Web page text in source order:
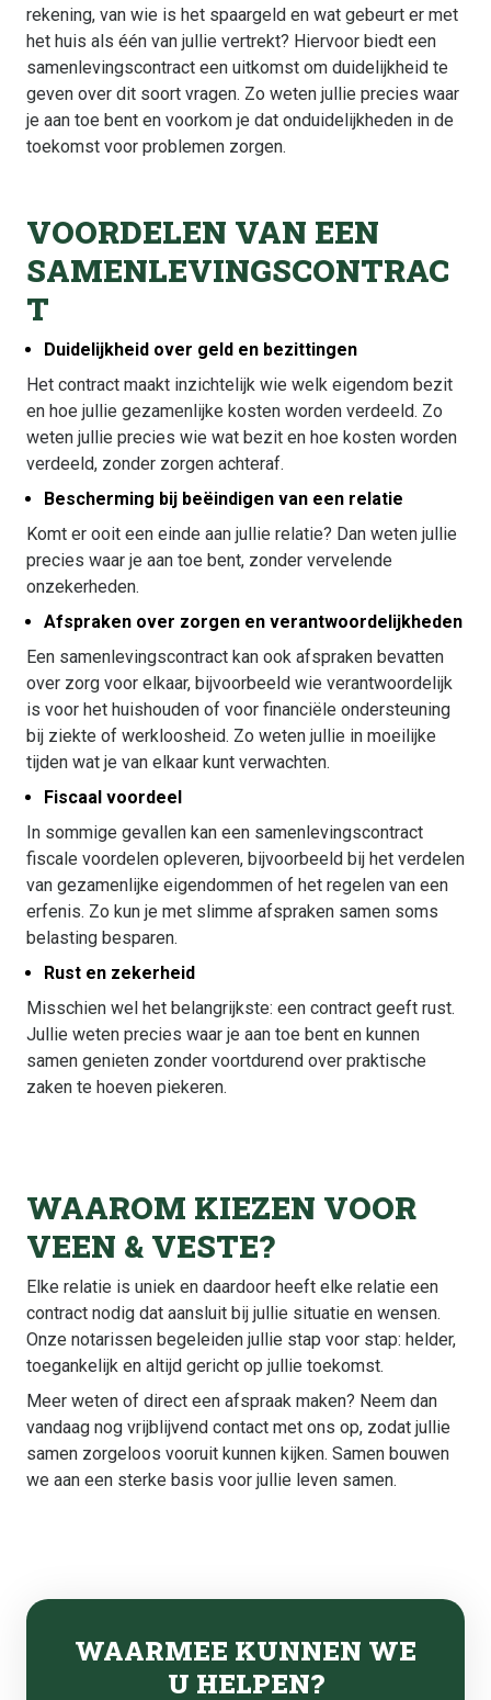
rekening, van wie is het spaargeld en wat gebeurt er met
het huis als één van jullie vertrekt? Hiervoor biedt een
samenlevingscontract een uitkomst om duidelijkheid te
geven over dit soort vragen. Zo weten jullie precies waar
je aan toe bent en voorkom je dat onduidelijkheden in de
toekomst voor problemen zorgen.
VOORDELEN VAN EEN
SAMENLEVINGSCONTRAC
T
Duidelijkheid over geld en bezittingen
Het contract maakt inzichtelijk wie welk eigendom bezit
en hoe jullie gezamenlijke kosten worden verdeeld. Zo
weten jullie precies wie wat bezit en hoe kosten worden
verdeeld, zonder zorgen achteraf.
Bescherming bij beëindigen van een relatie
Komt er ooit een einde aan jullie relatie? Dan weten jullie
precies waar je aan toe bent, zonder vervelende
onzekerheden.
Afspraken over zorgen en verantwoordelijkheden
Een samenlevingscontract kan ook afspraken bevatten
over zorg voor elkaar, bijvoorbeeld wie verantwoordelijk
is voor het huishouden of voor financiële ondersteuning
bij ziekte of werkloosheid. Zo weten jullie in moeilijke
tijden wat je van elkaar kunt verwachten.
Fiscaal voordeel
In sommige gevallen kan een samenlevingscontract
fiscale voordelen opleveren, bijvoorbeeld bij het verdelen
van gezamenlijke eigendommen of het regelen van een
erfenis. Zo kun je met slimme afspraken samen soms
belasting besparen.
Rust en zekerheid
Misschien wel het belangrijkste: een contract geeft rust.
Jullie weten precies waar je aan toe bent en kunnen
samen genieten zonder voortdurend over praktische
zaken te hoeven piekeren.
WAAROM KIEZEN VOOR
VEEN & VESTE?
Elke relatie is uniek en daardoor heeft elke relatie een
contract nodig dat aansluit bij jullie situatie en wensen.
Onze notarissen begeleiden jullie stap voor stap: helder,
toegankelijk en altijd gericht op jullie toekomst.
Meer weten of direct een afspraak maken? Neem dan
vandaag nog vrijblijvend contact met ons op, zodat jullie
samen zorgeloos vooruit kunnen kijken. Samen bouwen
we aan een sterke basis voor jullie leven samen.
WAARMEE KUNNEN WE
U HELPEN?